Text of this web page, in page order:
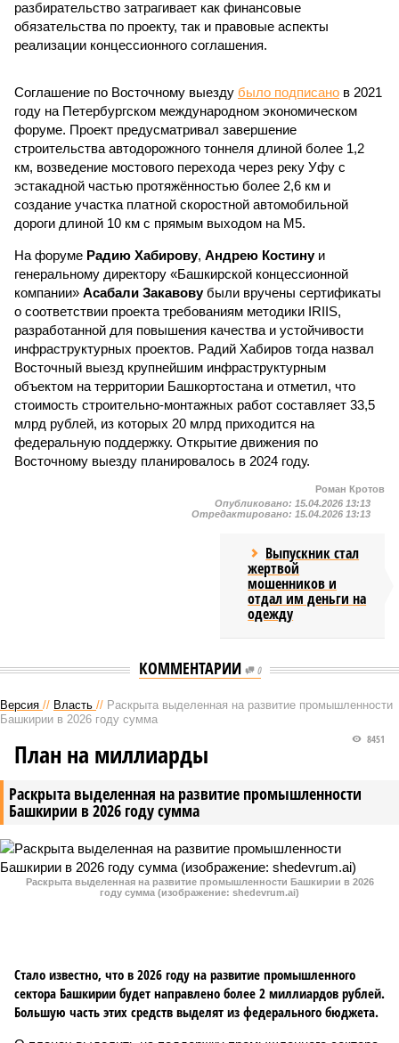
разбирательство затрагивает как финансовые
обязательства по проекту, так и правовые аспекты
реализации концессионного соглашения.
Соглашение по Восточному выезду было подписано в 2021
году на Петербургском международном экономическом
форуме. Проект предусматривал завершение
строительства автодорожного тоннеля длиной более 1,2
км, возведение мостового перехода через реку Уфу с
эстакадной частью протяжённостью более 2,6 км и
создание участка платной скоростной автомобильной
дороги длиной 10 км с прямым выходом на М5.
На форуме Радию Хабирову, Андрею Костинуи
генеральному директору «Башкирской концессионной
компании» Асабали Закавовубыли вручены сертификаты
о соответствии проекта требованиям методики IRIIS,
разработанной для повышения качества и устойчивости
инфраструктурных проектов. Радий Хабиров тогда назвал
Восточный выезд крупнейшим инфраструктурным
объектом на территории Башкортостана и отметил, что
стоимость строительно-монтажных работ составляет 33,5
млрд рублей, из которых 20 млрд приходится на
федеральную поддержку. Открытие движения по
Восточному выезду планировалось в 2024 году.
Роман Кротов
Опубликовано: 15.04.2026 13:13
Отредактировано: 15.04.2026 13:13
Выпускник стал
жертвой
мошенников и
отдал им деньги на
одежду
КОММЕНТАРИИ 0
Версия // Власть // Раскрыта выделенная на развитие промышленности
Башкирии в 2026 году сумма
Раскрыта выделенная на развитие промышленности
Башкирии в 2026 году сумма
8451
План на миллиарды
Раскрыта выделенная на развитие промышленности Башкирии в 2026
году сумма (изображение: shedevrum.ai)
Стало известно, что в 2026 году на развитие промышленного
сектора Башкирии будет направлено более 2 миллиардов рублей.
Большую часть этих средств выделят из федерального бюджета.